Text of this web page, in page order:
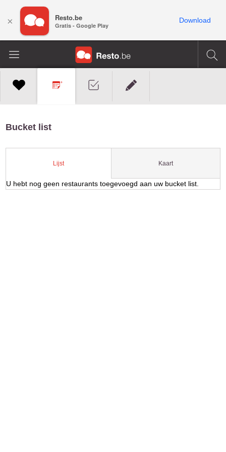
Bucket list
Lijst Kaart
U hebt nog geen restaurants toegevoegd aan uw bucket list.
× Resto.be
Gratis - Google Play
Download